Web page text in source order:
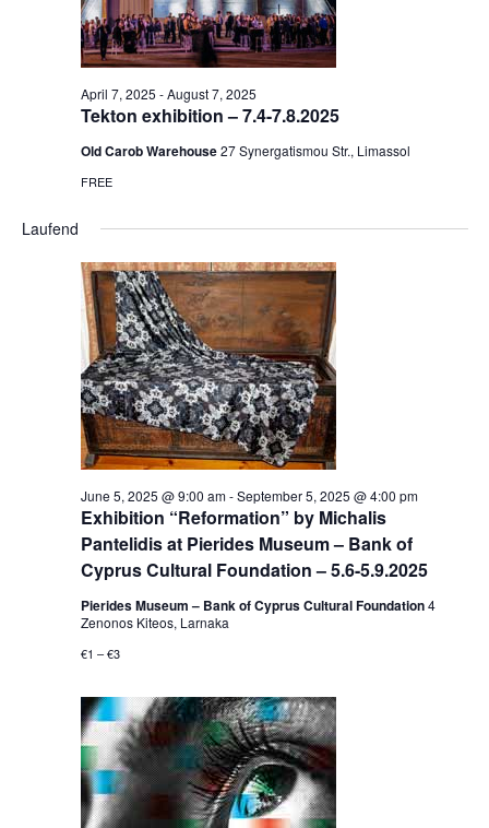
Tekton exhibition – 7.4-7.8.2025
April 7, 2025 -August 7, 2025
Old Carob Warehouse27 Synergatismou Str., Limassol
FREE
Laufend
Exhibition “Reformation” by Michalis
Pantelidis at Pierides Museum – Bank of
Cyprus Cultural Foundation – 5.6-5.9.2025
June 5, 2025 @ 9:00 am-September 5, 2025 @ 4:00 pm
Pierides Museum – Bank of Cyprus Cultural Foundation4
Zenonos Kiteos, Larnaka
€1 – €3